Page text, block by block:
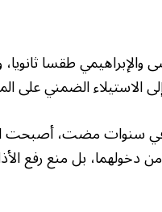
طقسا
في سنوات مضت، أصبحت
بل منع رفع